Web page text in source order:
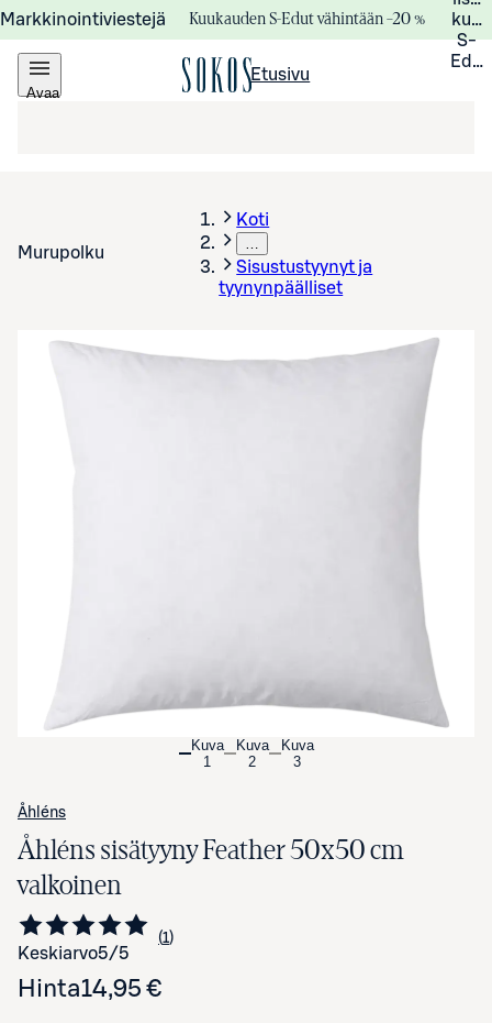
Markkinointiviestejä Kuukauden S-Edut vähintään –20 %
S-
Avaa
Etusivu
Murupolku
Koti
…
Sisustustyynyt ja
tyynynpäälliset
Kuva
1
Kuva
2
Kuva
3
Åhléns
Åhléns sisätyyny Feather 50x50 cm
valkoinen
Keskiarvo5/5 Siirry arvioihin
1
kappale
Hinta14,95 €